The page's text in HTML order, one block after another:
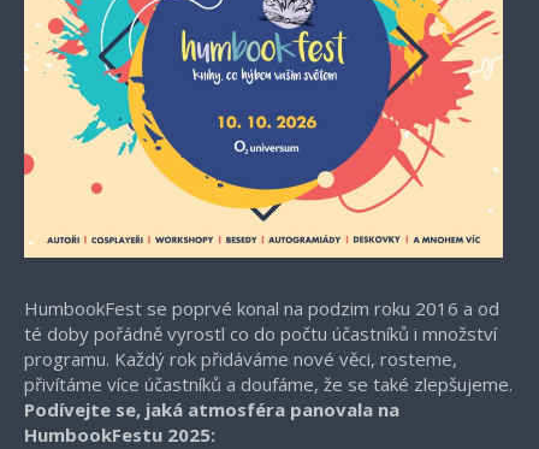
HumbookFest se poprvé konal na podzim roku 2016 a od
té doby pořádně vyrostl co do počtu účastníků i množství
programu. Každý rok přidáváme nové věci, rosteme,
přivítáme více účastníků a doufáme, že se také zlepšujeme.
Podívejte se, jaká atmosféra panovala na
HumbookFestu 2025: